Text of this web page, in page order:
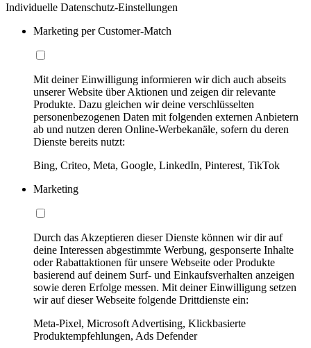
Individuelle Datenschutz-Einstellungen
Marketing per Customer-Match
Mit deiner Einwilligung informieren wir dich auch abseits
unserer Website über Aktionen und zeigen dir relevante
Produkte. Dazu gleichen wir deine verschlüsselten
personenbezogenen Daten mit folgenden externen Anbietern
ab und nutzen deren Online-Werbekanäle, sofern du deren
Dienste bereits nutzt:
Bing, Criteo, Meta, Google, LinkedIn, Pinterest, TikTok
Marketing
Durch das Akzeptieren dieser Dienste können wir dir auf
deine Interessen abgestimmte Werbung, gesponserte Inhalte
oder Rabattaktionen für unsere Webseite oder Produkte
basierend auf deinem Surf- und Einkaufsverhalten anzeigen
sowie deren Erfolge messen. Mit deiner Einwilligung setzen
wir auf dieser Webseite folgende Drittdienste ein:
Meta-Pixel, Microsoft Advertising, Klickbasierte
Produktempfehlungen, Ads Defender